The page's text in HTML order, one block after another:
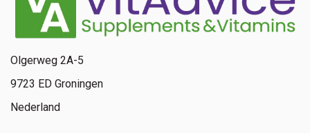
Olgerweg 2A-5
9723 ED Groningen
Nederland